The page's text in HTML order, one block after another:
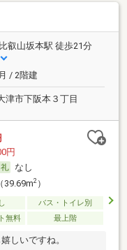
叡山坂本駅 徒歩21分
/ 2階建
津市下阪本３丁目
円
なし
39.69m2）
バス・トイレ別
無料 最上階
しいですね。